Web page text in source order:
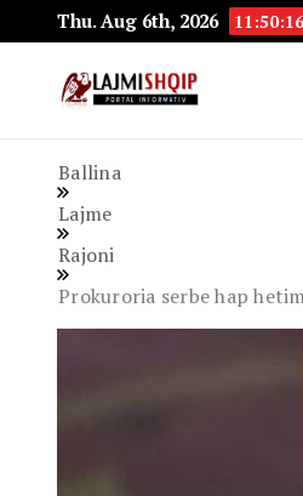
Thu. Aug 6th, 2026
Ballina
Lajme
Rajoni
Prokuroria serbe hap